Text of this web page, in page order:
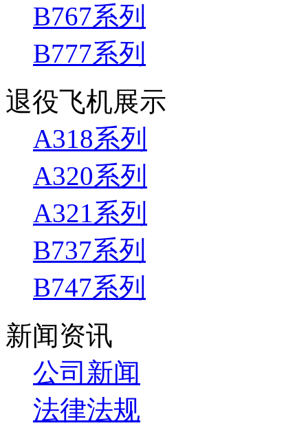
B767系列
B777系列
退役飞机展示
A318系列
A320系列
A321系列
B737系列
B747系列
新闻资讯
公司新闻
法律法规